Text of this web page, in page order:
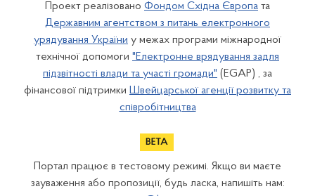
Проект реалізовано Фондом Східна Європа та
Державним агентством з питань електронного
урядування України у межах програми міжнародної
технічної допомоги "Електронне врядування задля
підзвітності влади та участі громади" (EGAP) , за
фінансової підтримки Швейцарської агенції розвитку та
співробітництва
Портал працює в тестовому режимі. Якщо ви маєте
зауваження або пропозиції, будь ласка, напишіть нам: